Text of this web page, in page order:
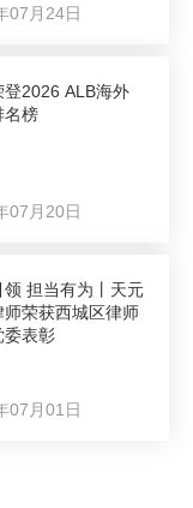
07月24日
登2026 ALB海外
名榜
07月20日
领 担当有为丨天元
师荣获西城区律师
委表彰
07月01日